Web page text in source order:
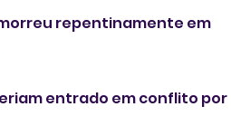
repentinamente em
entrado em conflito por